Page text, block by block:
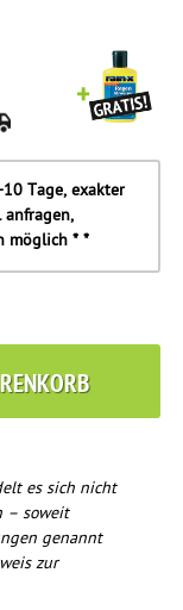
Tage, exakter
möglich * *
es sich nicht
– soweit
genannt
zur